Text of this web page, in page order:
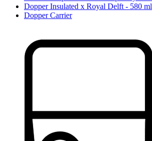
Dopper Insulated x Royal Delft - 580 ml
Dopper Carrier